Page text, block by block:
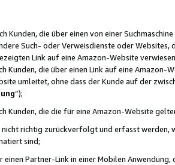
Kunden, die über einen von einer
Such- oder Verweisdienste oder Websites,
Link auf eine Amazon-Website
Kunden, die über einen Link auf eine
umleitet, ohne dass der Kunde auf der
“);
Kunden, die die für eine Amazon-Website
richtig zurückverfolgt und erfasst werden,
sind;
Partner-Link in einer Mobilen